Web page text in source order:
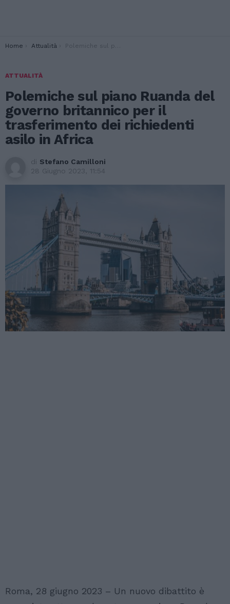
You are here:
Home Attualità Polemiche sul piano Ruanda del governo britannico per il trasferimento dei richiedenti asilo in Africa
ATTUALITÀ
Polemiche sul piano Ruanda del
governo britannico per il
trasferimento dei richiedenti
asilo in Africa
di Stefano Camilloni
28 Giugno 2023, 11:54
Roma, 28 giugno 2023 – Un nuovo dibattito è